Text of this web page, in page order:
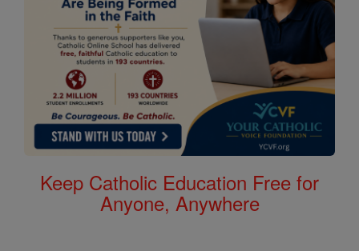
Keep Catholic Education Free for
Anyone, Anywhere